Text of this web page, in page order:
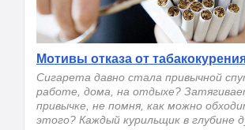
Мотивы отказа от
Сигарета давно стала привычной
работе, дома, на отдыхе?
привычке, не помня, как можно
этого? Каждый курильщик в глубине